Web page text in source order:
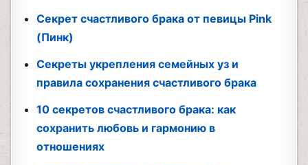
Секрет счастливого брака от певицы Pink
(Пинк)
Секреты укрепления семейных уз и
правила сохранения счастливого брака
10 секретов счастливого брака: как
сохранить любовь и гармонию в
отношениях